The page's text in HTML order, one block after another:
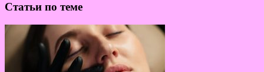
Статьи по теме